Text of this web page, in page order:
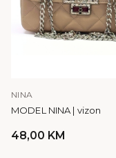
NINA
MODEL NINA | vizon
48,00 KM